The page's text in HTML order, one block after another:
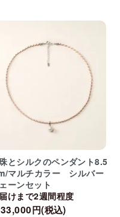
とシルクのペンダント8.5
マルチカラー シルバー
ーンセット
けまで2週間程度
33,000円(税込)